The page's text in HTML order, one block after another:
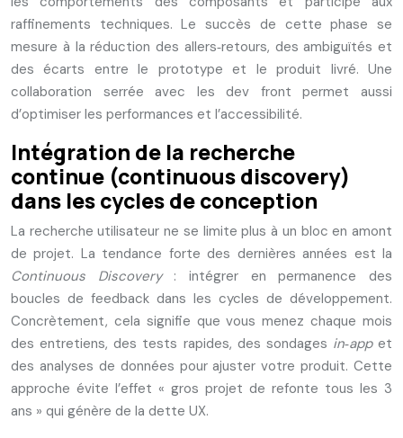
raffinements techniques. Le succès de cette phase se
mesure à la réduction des allers‑retours, des ambiguïtés et
des écarts entre le prototype et le produit livré. Une
collaboration serrée avec les dev front permet aussi
d’optimiser les performances et l’accessibilité.
Intégration de la recherche
continue (continuous discovery)
dans les cycles de conception
La recherche utilisateur ne se limite plus à un bloc en amont
de projet. La tendance forte des dernières années est la
Continuous Discovery: intégrer en permanence des
boucles de feedback dans les cycles de développement.
Concrètement, cela signifie que vous menez chaque mois
des entretiens, des tests rapides, des sondages in‑appet
des analyses de données pour ajuster votre produit. Cette
approche évite l’effet « gros projet de refonte tous les 3
ans » qui génère de la dette UX.